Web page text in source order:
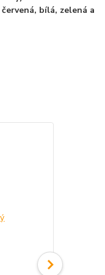
bílá, zelená a